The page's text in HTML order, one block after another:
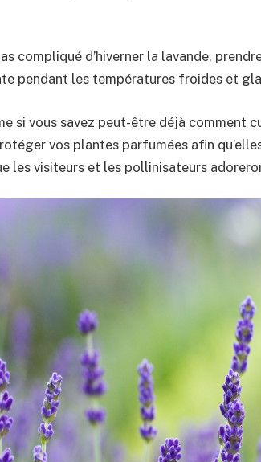
compliqué d’hiverner la lavande,
pendant les températures froides et
si vous savez peut-être déjà comment
vos plantes parfumées afin
les visiteurs et les pollinisateurs